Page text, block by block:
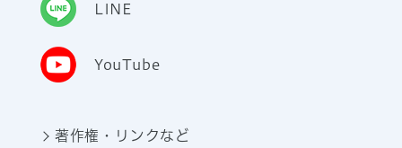
LINE
YouTube
著作権・リンクなど